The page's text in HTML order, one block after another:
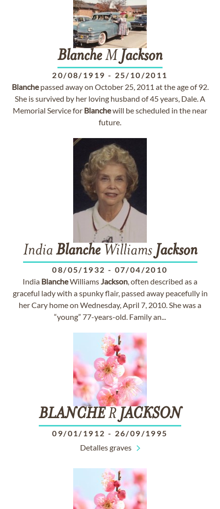
BlancheM Jackson
20/08/1919 - 25/10/2011
Blanchepassed away on October 25, 2011 at the age of 92.
She is survived by her loving husband of 45 years, Dale. A
Memorial Service for Blanchewill be scheduled in the near
future.
India BlancheWilliams Jackson
08/05/1932 - 07/04/2010
India BlancheWilliamsJackson, often described as a
graceful lady with a spunky flair, passed away peacefully in
her Cary home on Wednesday, April 7, 2010. She was a
“young” 77-years-old. Family an...
BLANCHER JACKSON
09/01/1912 - 26/09/1995
Detalles graves